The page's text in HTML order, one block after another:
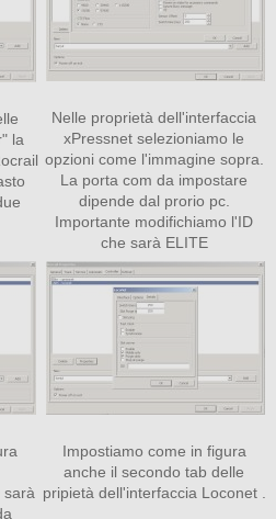
la
Nelle proprietà dell'interfaccia
xPressnet selezioniamo le
opzioni come l'immagine sopra.
La porta com da impostare
dipende dal prorio pc.
Importante modifichiamo l'ID
che sarà ELITE
sarà
Impostiamo come in figura
anche il secondo tab delle
pripietà dell'interfaccia Loconet .